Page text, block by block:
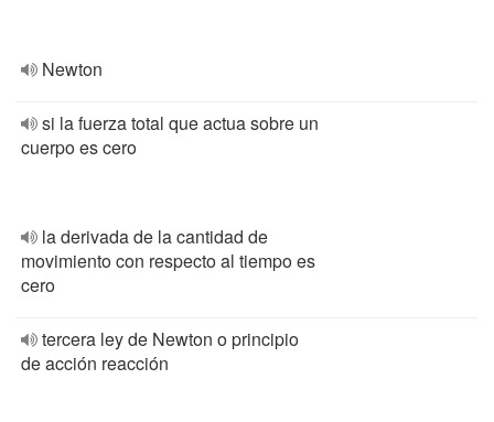
Newton
si la fuerza total que actua sobre un
cuerpo es cero
la derivada de la cantidad de
movimiento con respecto al tiempo es
cero
tercera ley de Newton o principio
de acción reacción